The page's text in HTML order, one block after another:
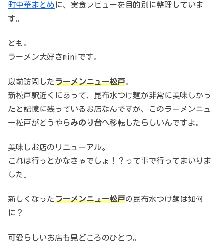
町中華まとめに、実食レビューを目的別に整理していま
す。
ども。
ラーメン大好きminiです。
以前訪問したラーメンニュー松戸。
新松戸駅近くにあって、昆布水つけ麺が非常に美味しかっ
たと記憶に残っているお店なんですが、このラーメンニュ
ー松戸がどうやらみのり台へ移転したらしいんですよ。
美味しお店のリニューアル。
これは行っとかなきゃでしょ！？って事で行ってまいりま
した。
新しくなったラーメンニュー松戸の昆布水つけ麺は如何
に？
可愛らしいお店も見どころのひとつ。